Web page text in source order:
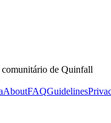
de Quinfall
AboutFAQGuidelines